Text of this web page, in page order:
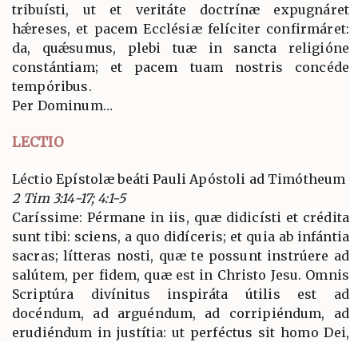
tribuísti, ut et veritáte doctrínæ expugnáret
hǽreses, et pacem Ecclésiæ felíciter confirmáret:
da, quǽsumus, plebi tuæ in sancta religióne
constántiam; et pacem tuam nostris concéde
tempóribus.
Per Dominum…
LECTIO
Léctio Epístolæ beáti Pauli Apóstoli ad Timótheum
2 Tim 3:14-17; 4:1-5
Caríssime: Pérmane in iis, quæ didicísti et crédita
sunt tibi: sciens, a quo didíceris; et quia ab infántia
sacras; lítteras nosti, quæ te possunt instrúere ad
salútem, per fidem, quæ est in Christo Jesu. Omnis
Scriptúra divínitus inspiráta útilis est ad
docéndum, ad arguéndum, ad corripiéndum, ad
erudiéndum in justítia: ut perféctus sit homo Dei,